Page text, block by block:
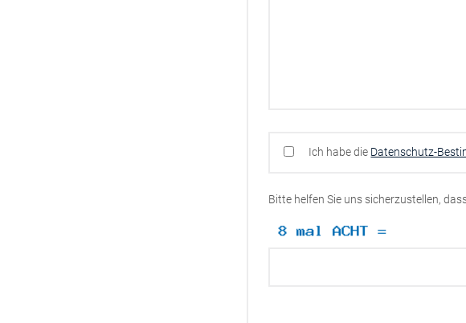
Ich habe die Datenschutz-
Bitte helfen Sie uns sicherzustellen,